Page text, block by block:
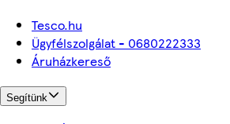
Tesco.hu
Ügyfélszolgálat - 0680222333
Áruházkereső
Segítünk